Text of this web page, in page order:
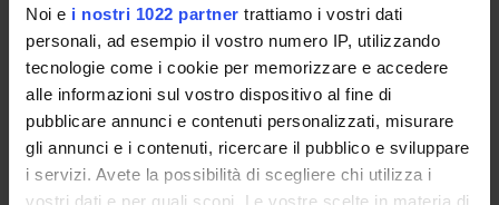
Noi e i nostri 1022 partner trattiamo i vostri dati
personali, ad esempio il vostro numero IP, utilizzando
tecnologie come i cookie per memorizzare e accedere
alle informazioni sul vostro dispositivo al fine di
pubblicare annunci e contenuti personalizzati, misurare
gli annunci e i contenuti, ricercare il pubblico e sviluppare
i servizi. Avete la possibilità di scegliere chi utilizza i
vostri dati e per quali scopi. Le vostre scelte in materia di
COMMITTEES
DEPARTMENT ADMINISTRATION OFFICES
STUDENT ADMINISTRATION OFFICES